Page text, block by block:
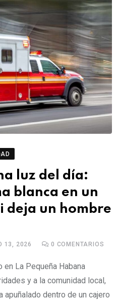
luz del día:
blanca en un
deja un hombre
13, 2026 0 COMENTARIOS
La Pequeña Habana
y a la comunidad local,
apuñalado dentro de un cajero